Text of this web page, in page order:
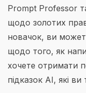
Prompt Professor
щодо золотих
новачок, ви
щодо того, як
хочете отримати
підказок AI, які